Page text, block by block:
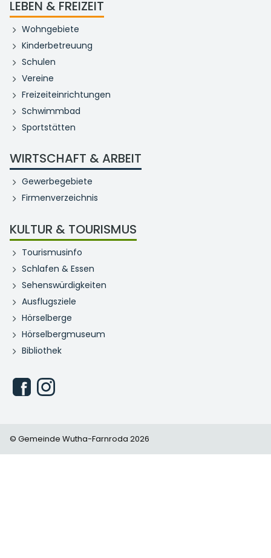
LEBEN & FREIZEIT
Wohngebiete
Kinderbetreuung
Schulen
Vereine
Freizeiteinrichtungen
Schwimmbad
Sportstätten
WIRTSCHAFT & ARBEIT
Gewerbegebiete
Firmenverzeichnis
KULTUR & TOURISMUS
Tourismusinfo
Schlafen & Essen
Sehenswürdigkeiten
Ausflugsziele
Hörselberge
Hörselbergmuseum
Bibliothek
© Gemeinde Wutha-Farnroda 2026